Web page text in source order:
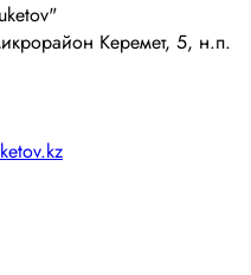
Керемет, 5, н.п.